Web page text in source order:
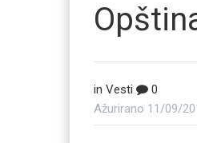
in Vesti
0
Ažurirano 11/09/